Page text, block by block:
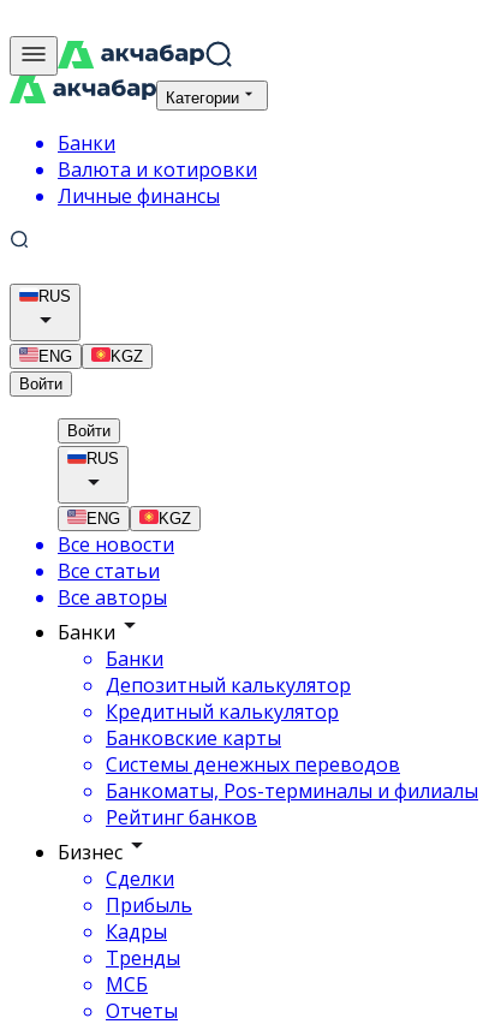
Категории
Банки
Валюта и котировки
Личные финансы
RUS
ENG
KGZ
Войти
Войти
RUS
ENG KGZ
Все новости
Все статьи
Все авторы
Банки
Банки
Депозитный калькулятор
Кредитный калькулятор
Банковские карты
Системы денежных переводов
Банкоматы, Pos-терминалы и филиалы
Рейтинг банков
Бизнес
Сделки
Прибыль
Кадры
Тренды
МСБ
Отчеты